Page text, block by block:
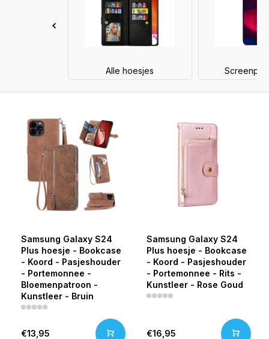
Alle hoesjes
Samsung Galaxy S24
Plus hoesje - Bookcase
- Koord - Pasjeshouder
- Portemonnee -
Bloemenpatroon -
Kunstleer - Bruin
€13,95
Samsung Galaxy S24
Plus hoesje - Bookcase
- Koord - Pasjeshouder
- Portemonnee - Rits -
Kunstleer - Rose Goud
€16,95